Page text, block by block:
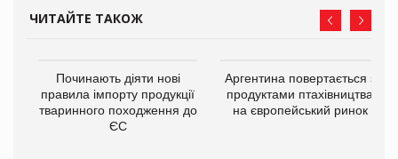
ЧИТАЙТЕ ТАКОЖ
Починають діяти нові
правила імпорту продукції
тваринного походження до
ЄС
Аргентина повертається з
продуктами птахівництва
на європейський ринок